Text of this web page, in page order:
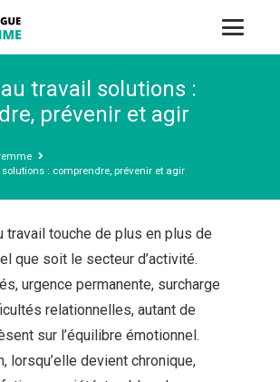
travail solutions :
prévenir et agir
: comprendre, prévenir et agir
travail touche de plus en plus de
que soit le secteur d’activité.
urgence permanente, surcharge
relationnelles, autant de
sur l’équilibre émotionnel.
lorsqu’elle devient chronique,